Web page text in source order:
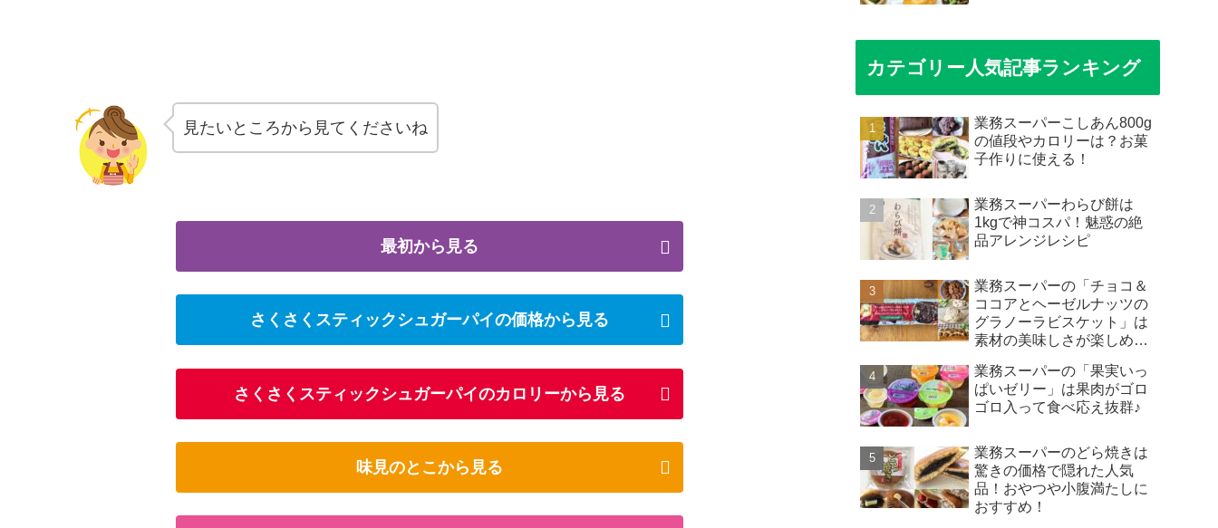
見たいところから見てくださいね
最初から見る
さくさくスティックシュガーパイの価格から見る
さくさくスティックシュガーパイのカロリーから見る
味見のとこから見る
カテゴリー人気記事ランキング
業務スーパーこしあん800g
の値段やカロリーは？お菓
子作りに使える！
業務スーパーわらび餅は
1kgで神コスパ！魅惑の絶
品アレンジレシピ
業務スーパーの「チョコ＆
ココアとヘーゼルナッツの
グラノーラビスケット」は
素材の美味しさが楽しめる
業務スーパーの「果実いっ
ぱいゼリー」は果肉がゴロ
ゴロ入って食べ応え抜群♪
業務スーパーのどら焼きは
驚きの価格で隠れた人気
品！おやつや小腹満たしに
おすすめ！